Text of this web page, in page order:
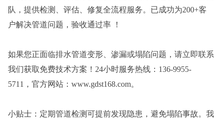
队，提供检测、评估、修复全流程服务。已成功为200+客
户解决管道问题，验收通过率 ！
如果您正面临排水管道变形、渗漏或塌陷问题，请立即联系
我们获取免费技术方案！24小时服务热线：136-9955-
5711，官方网站：www.gdst168.com。
小贴士：定期管道检测可提前发现隐患，避免塌陷事故。我